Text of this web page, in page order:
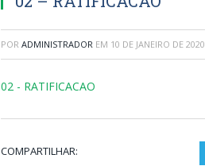
POR ADMINISTRADOR EM 10 DE JANEIRO DE 2020
02 - RATIFICACAO
COMPARTILHAR: